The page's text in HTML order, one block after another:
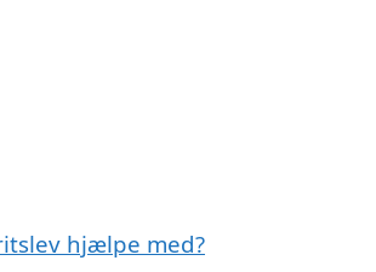
hjælpe med?